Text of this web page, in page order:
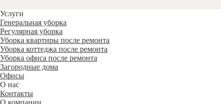
Услуги
Генеральная уборка
Регулярная уборка
Уборка квартиры после ремонта
Уборка коттеджа после ремонта
Уборка офиса после ремонта
Загородные дома
Офисы
О нас
Контакты
О компании